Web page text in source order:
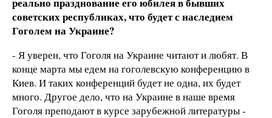
советских республиках, что будет с наследием
Гоголем на Украине?
- Я уверен, что Гоголя на Украине читают и любят. В
конце марта мы едем на гоголевскую конференцию в
Киев. И таких конференций будет не одна, их будет
много. Другое дело, что на Украине в наше время
Гоголя преподают в курсе зарубежной литературы -